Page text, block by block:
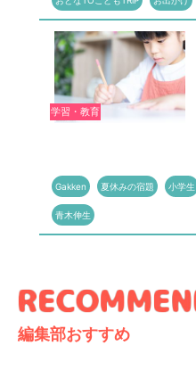
学習・教育
Gakken 夏休みの宿題 小学生
青木伸生
編集部おすすめ